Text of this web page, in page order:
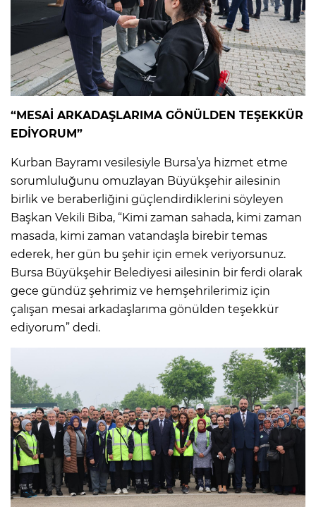
“MESAİ ARKADAŞLARIMA GÖNÜLDEN TEŞEKKÜR
EDİYORUM”
Kurban Bayramı vesilesiyle Bursa’ya hizmet etme
sorumluluğunu omuzlayan Büyükşehir ailesinin
birlik ve beraberliğini güçlendirdiklerini söyleyen
Başkan Vekili Biba, “Kimi zaman sahada, kimi zaman
masada, kimi zaman vatandaşla birebir temas
ederek, her gün bu şehir için emek veriyorsunuz.
Bursa Büyükşehir Belediyesi ailesinin bir ferdi olarak
gece gündüz şehrimiz ve hemşehrilerimiz için
çalışan mesai arkadaşlarıma gönülden teşekkür
ediyorum” dedi.